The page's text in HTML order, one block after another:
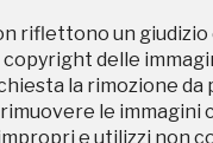
riflettono un giudizio
delle
la rimozione
le immagini
e utilizzi non